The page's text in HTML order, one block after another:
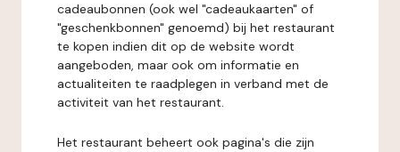
cadeaubonnen (ook wel "cadeaukaarten" of
"geschenkbonnen" genoemd) bij het restaurant
te kopen indien dit op de website wordt
aangeboden, maar ook om informatie en
actualiteiten te raadplegen in verband met de
activiteit van het restaurant.
Het restaurant beheert ook pagina's die zijn